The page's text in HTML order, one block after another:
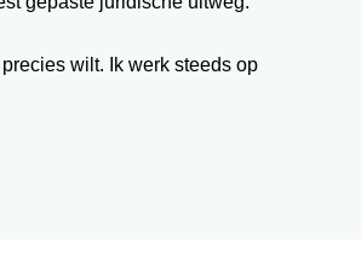
wilt. Ik werk steeds op